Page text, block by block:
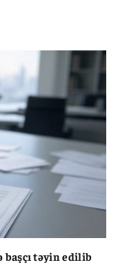
başçı təyin edilib